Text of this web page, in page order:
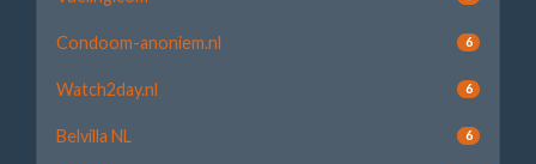
Condoom-anoniem.nl 6
Watch2day.nl 6
Belvilla NL 6